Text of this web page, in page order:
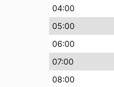
04:00
05:00
06:00
07:00
08:00